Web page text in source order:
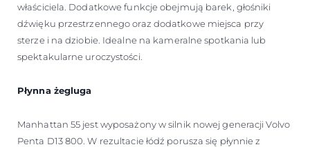
właściciela. Dodatkowe funkcje obejmują barek, głośniki
dźwięku przestrzennego oraz dodatkowe miejsca przy
sterze i na dziobie. Idealne na kameralne spotkania lub
spektakularne uroczystości.
Płynna żegluga
Manhattan 55 jest wyposażony w silnik nowej generacji Volvo
Penta D13 800. W rezultacie łódź porusza się płynnie z